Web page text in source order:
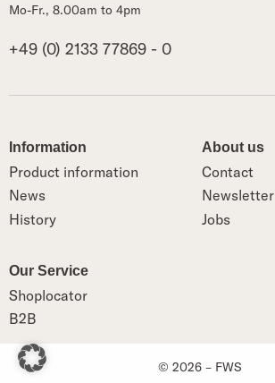
Information
Product information
News
History
About us
Contact
Newsletter
Jobs
Our Service
Shoplocator
B2B
Mo-Fr., 8.00am to 4pm
+49 (0) 2133 77869 - 0
© 2026 – FWS